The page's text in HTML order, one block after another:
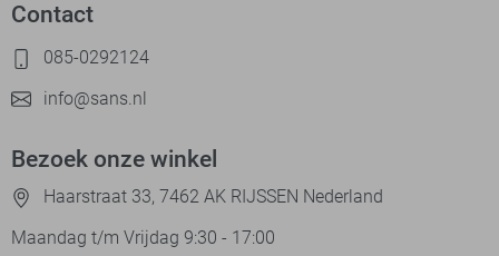
Contact
085-0292124
info@sans.nl
Bezoek onze winkel
Haarstraat 33, 7462 AK RIJSSEN Nederland
Maandag t/m Vrijdag 9:30 - 17:00